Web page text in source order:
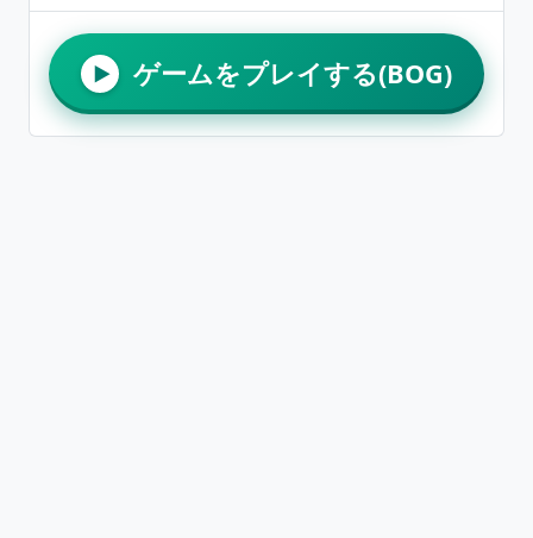
▶ ゲームをプレイする(BOG)